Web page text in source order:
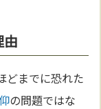
どまでに恐れた
の問題ではな